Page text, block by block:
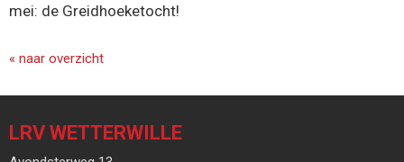
mei: de Greidhoeketocht!
« naar overzicht
LRV WETTERWILLE